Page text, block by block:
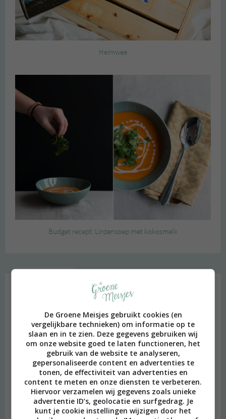
Heimwee
Budget recept: Linzensoep met kokosmelk
De Groene Meisjes gebruikt cookies (en
vergelijkbare technieken) om informatie op te
slaan en in te zien. Deze gegevens gebruiken wij
om onze website goed te laten functioneren, het
gebruik van de website te analyseren,
gepersonaliseerde content en advertenties te
tonen, de effectiviteit van advertenties en
content te meten en onze diensten te verbeteren.
Hiervoor verzamelen wij gegevens zoals unieke
advertentie ID’s, geolocatie en surfgedrag. Je
kunt je cookie instellingen wijzigen door het